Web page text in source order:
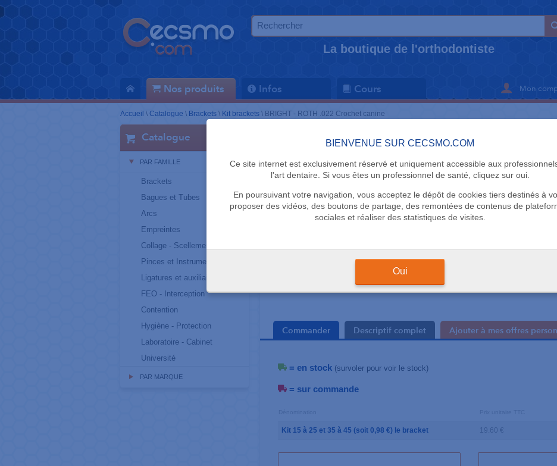
La boutique de l'orthodontiste
Nos produits Infos Cours Mon
BIENVENUE SUR CECSMO.COM
Ce site internet est exclusivement réservé et uniquement accessible aux
l'art dentaire. Si vous êtes un professionnel de santé, cliquez sur oui.
En poursuivant votre navigation, vous acceptez le dépôt de cookies tiers destinés à
proposer des vidéos, des boutons de partage, des remontées de contenus de
sociales et réaliser des statistiques de visites.
Oui
Accueil \ Catalogue \ Brackets \ Kit brackets \ BRIGHT - ROTH .022 Crochet canine
Catalogue
PAR FAMILLE
Brackets
Bagues et Tubes
Arcs
Empreintes
Collage - Scellement
Pinces et Instruments
Ligatures et auxiliaires
FEO - Interception
Contention
Hygiène - Protection
Laboratoire - Cabinet
Université
PAR MARQUE
KIT BRACKETS
BRIGHT -
Crochet
DTC
Commander Descriptif complet Ajouter à mes offres
= en stock (survoler pour voir le stock)
= sur commande
Kit 15 à 25 et 35 à 45 (soit 0,98 €) le bracket 19.60 €